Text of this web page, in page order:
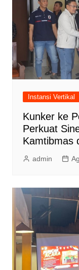
Instansi Vertikal
Kunker ke
Perkuat
Kamtibmas
admin